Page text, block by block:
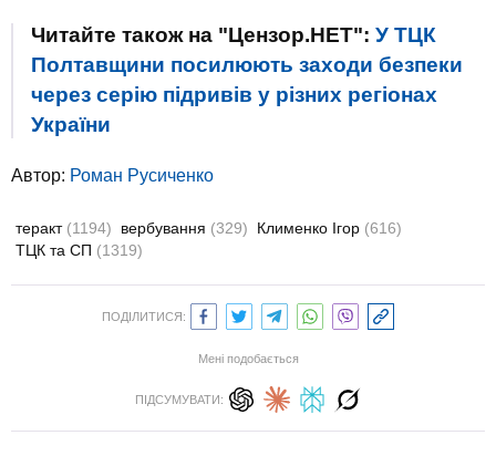
Читайте також на "Цензор.НЕТ": У ТЦК
Полтавщини посилюють заходи безпеки
через серію підривів у різних регіонах
України
Автор: Роман Русиченко
теракт (1194) вербування (329) Клименко Ігор (616)
ТЦК та СП (1319)
ПОДІЛИТИСЯ:
Мені подобається
ПІДСУМУВАТИ: